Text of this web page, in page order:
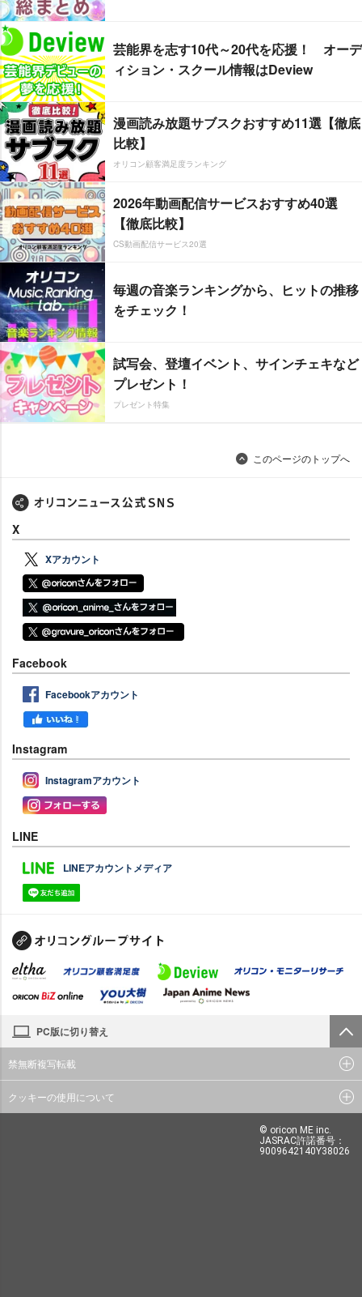
芸能界を志す10代～20代を応援！ オーデ
ィション・スクール情報はDeview
漫画読み放題サブスクおすすめ11選【徹底
比較】
オリコン顧客満足度ランキング
2026年動画配信サービスおすすめ40選
【徹底比較】
CS動画配信サービス20選
毎週の音楽ランキングから、ヒットの推移
をチェック！
試写会、登壇イベント、サインチェキなど
プレゼント！
プレゼント特集
このページのトップへ
X
Xアカウント
Facebook
Facebookアカウント
Instagram
Instagramアカウント
LINE
LINEアカウントメディア
PC版に切り替え
禁無断複写転載
クッキーの使用について
© oricon ME inc.
JASRAC許諾番号：
9009642140Y38026